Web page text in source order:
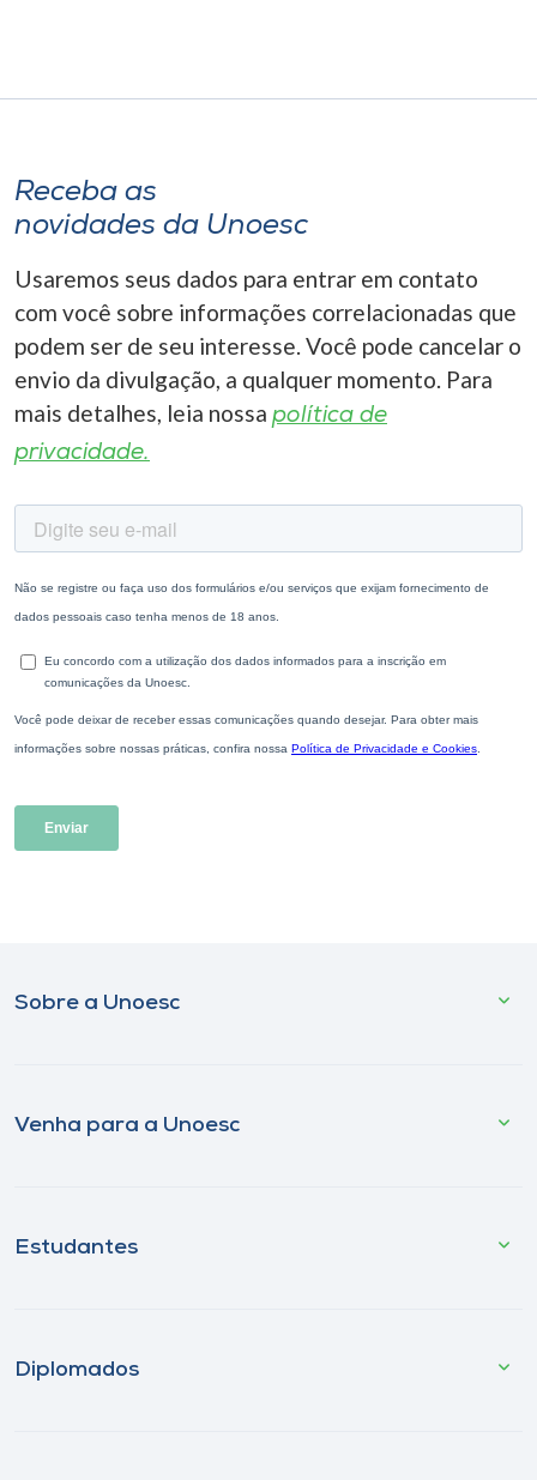
Receba as
novidades da Unoesc
Usaremos seus dados para entrar em contato
com você sobre informações correlacionadas que
podem ser de seu interesse. Você pode cancelar o
envio da divulgação, a qualquer momento. Para
mais detalhes, leia nossa política de
privacidade.
Sobre a Unoesc
Venha para a Unoesc
Estudantes
Diplomados